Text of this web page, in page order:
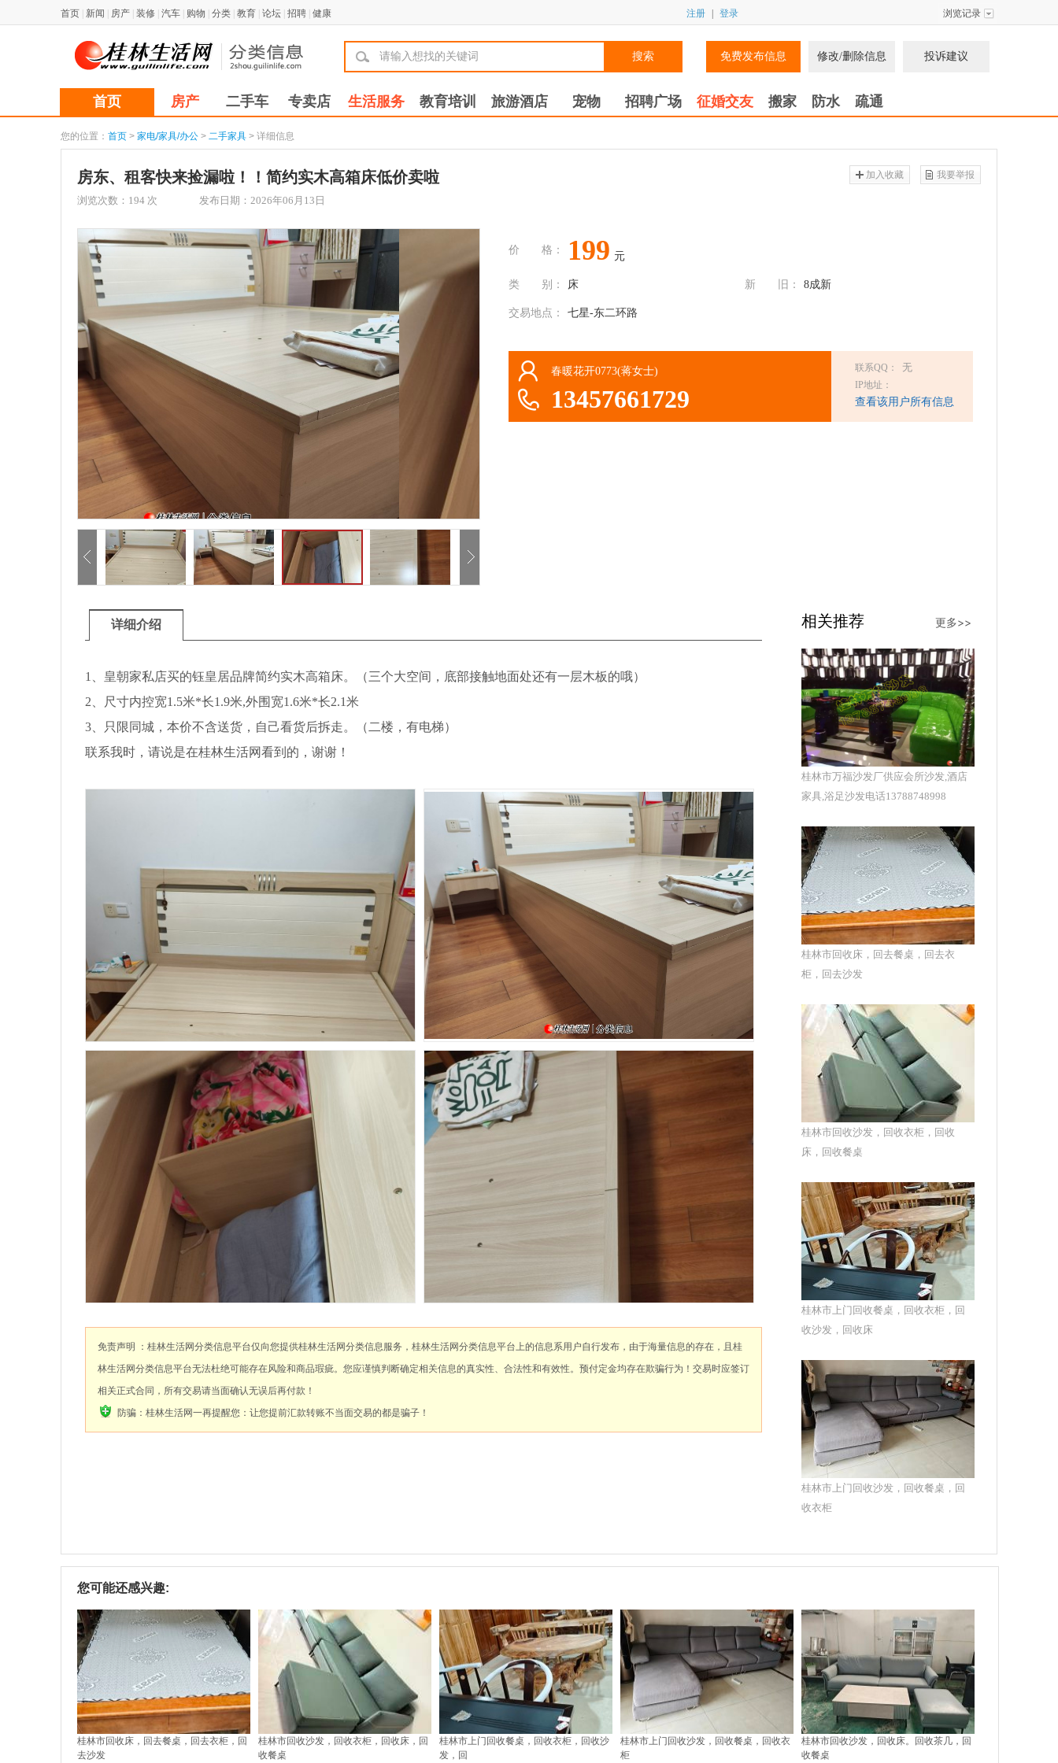
浏览记录
注册 登录
首页 新闻 房产 装修 汽车 购物 分类 教育 论坛 招聘 健康
搜索 免费发布信息 修改/删除信息 投诉建议
首页 房产 二手车 专卖店 生活服务 教育培训 旅游酒店 宠物 招聘广场 征婚交友 搬家 防水 疏通
您的位置： 首页 > 家电/家具/办公 > 二手家具 > 详细信息
房东、租客快来捡漏啦！！简约实木高箱床低价卖啦 加入收藏 我要举报
浏览次数： 194 次 发布日期：2026年06月13日
价 格： 199 元
类 别： 床 新 旧： 8成新
交易地点： 七星-东二环路
春暖花开0773(蒋女士)
13457661729
联系QQ： 无
IP地址：
查看该用户所有信息
详细介绍
1、皇朝家私店买的钰皇居品牌简约实木高箱床。（三个大空间，底部接触地面处还有一层木板的哦）
2、尺寸内控宽1.5米*长1.9米,外围宽1.6米*长2.1米
3、只限同城，本价不含送货，自己看货后拆走。（二楼，有电梯）
联系我时，请说是在桂林生活网看到的，谢谢！
免责声明 ：桂林生活网分类信息平台仅向您提供桂林生活网分类信息服务，桂林生活网分类信息平台上的信息系用户自行发布，由于海量信息的存在，且桂
林生活网分类信息平台无法杜绝可能存在风险和商品瑕疵。您应谨慎判断确定相关信息的真实性、合法性和有效性。预付定金均存在欺骗行为！交易时应签订
相关正式合同，所有交易请当面确认无误后再付款！
防骗：桂林生活网一再提醒您：让您提前汇款转账不当面交易的都是骗子！
相关推荐 更多>>
桂林市万福沙发厂供应会所沙发,酒店
家具,浴足沙发电话13788748998
桂林市回收床，回去餐桌，回去衣
柜，回去沙发
桂林市回收沙发，回收衣柜，回收
床，回收餐桌
桂林市上门回收餐桌，回收衣柜，回
收沙发，回收床
桂林市上门回收沙发，回收餐桌，回
收衣柜
您可能还感兴趣:
桂林市回收床，回去餐桌，回去衣柜，回
去沙发
桂林市回收沙发，回收衣柜，回收床，回
收餐桌
桂林市上门回收餐桌，回收衣柜，回收沙
发，回
桂林市上门回收沙发，回收餐桌，回收衣
柜
桂林市回收沙发，回收床。回收茶几，回
收餐桌